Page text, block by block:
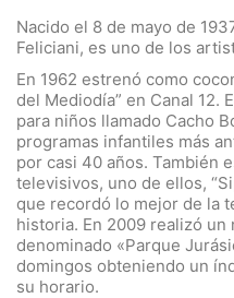
Nacido el 8 de mayo de
Feliciani, es uno de los
En 1962 estrenó como
del Mediodía” en Canal 12.
para niños llamado Cacho
programas infantiles más
por casi 40 años. También
televisivos, uno de ellos,
que recordó lo mejor de la
historia. En 2009 realizó
denominado «Parque
domingos obteniendo un
su horario.